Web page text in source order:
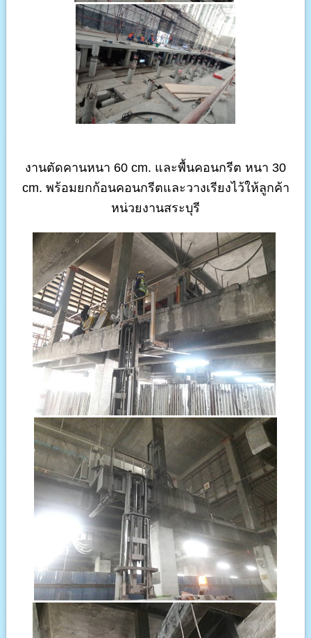
งานตัดคานหนา 60 cm. และพื้นคอนกรีต หนา 30
cm. พร้อมยกก้อนคอนกรีตและวางเรียงไว้ให้ลูกค้า
หน่วยงานสระบุรี